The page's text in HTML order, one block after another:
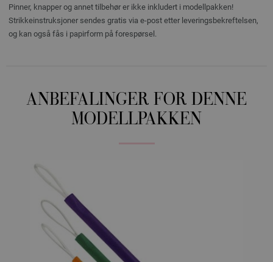
Pinner, knapper og annet tilbehør er ikke inkludert i modellpakken!
Strikkeinstruksjoner sendes gratis via e-post etter leveringsbekreftelsen,
og kan også fås i papirform på forespørsel.
ANBEFALINGER FOR DENNE
MODELLPAKKEN